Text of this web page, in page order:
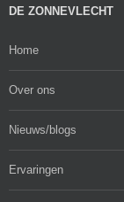
DE ZONNEVLECHT
Home
Over ons
Nieuws/blogs
Ervaringen